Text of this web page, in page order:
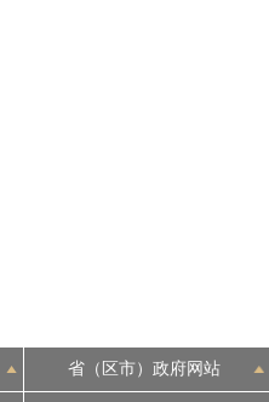
省（区市）政府网站